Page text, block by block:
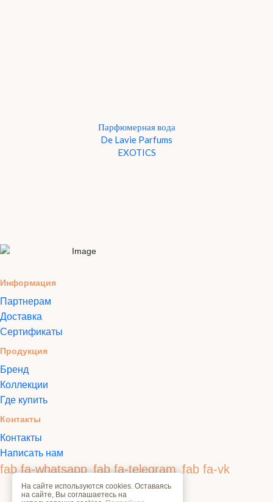
Парфюмерная вода
De Lavie Parfums
EXOTICS
Информация
Партнерам
Доставка
Сертификаты
Продукция
Бренд
Коллекции
Где купить
Контакты
Контакты
Написать нам
fab fa-whatsapp fab fa-telegram fab fa-vk
На сайте используются cookies. Оставаясь
на сайте, Вы соглашаетесь на